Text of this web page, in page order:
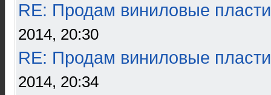
RE: Продам виниловые
2014, 20:30
RE: Продам виниловые
2014, 20:34